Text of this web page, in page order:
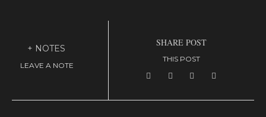
+ NOTES
LEAVE A NOTE
SHARE POST
THIS POST